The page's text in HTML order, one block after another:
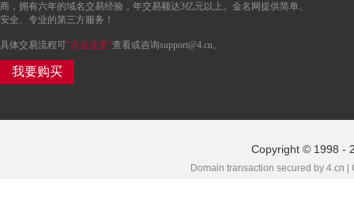
商，拥有六年的域名交易经验，年交易额达3亿元以上。金名网提供简单、
安全、专业的第三方服务！
具体交易流程可“点击这里”查看或咨询support@4.cn。
我要购买
Copyright © 1998 -
Domain transaction secured by 4.cn